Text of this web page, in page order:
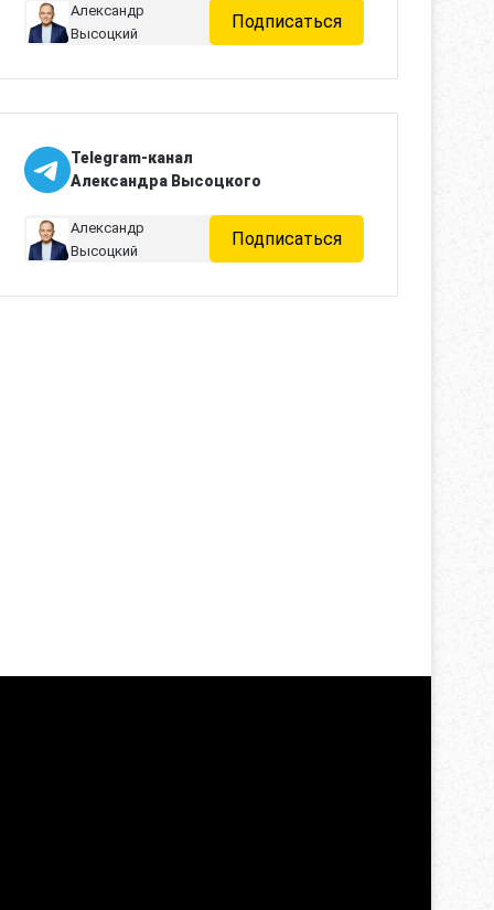
Александр
Высоцкий
Подписаться
Telegram-канал
Александра Высоцкого
Александр
Высоцкий
Подписаться